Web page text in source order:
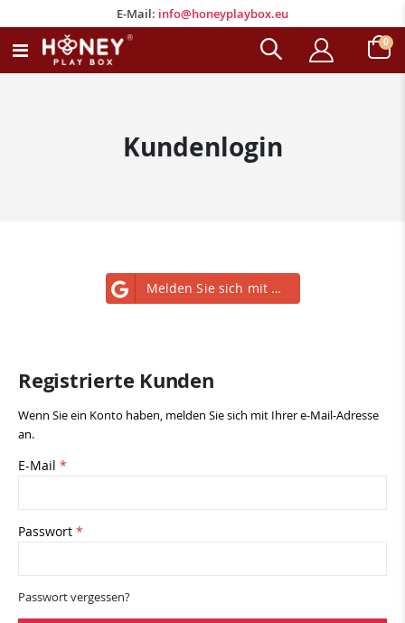
E-Mail: info@honeyplaybox.eu
E-Mail:
info@honeyplaybox.eu
Navigation
umschalten
Wagen
0
Kundenlogin
Melden Sie sich mit Google an
Registrierte Kunden
Wenn Sie ein Konto haben, melden Sie sich mit Ihrer e-Mail-Adresse
an.
E-Mail
Passwort
Passwort vergessen?